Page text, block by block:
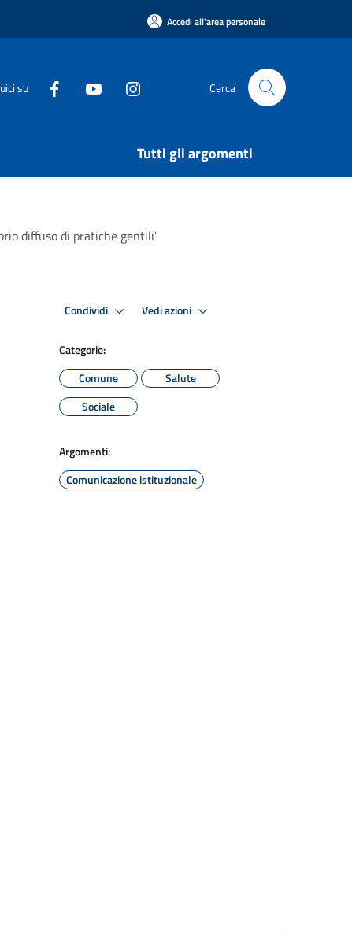
Accedi all'area personale
su Cerca
Tutti gli argomenti
diffuso di pratiche gentili’
Condividi Vedi azioni
Categorie:
Comune
Salute
Sociale
Argomenti:
Comunicazione istituzionale